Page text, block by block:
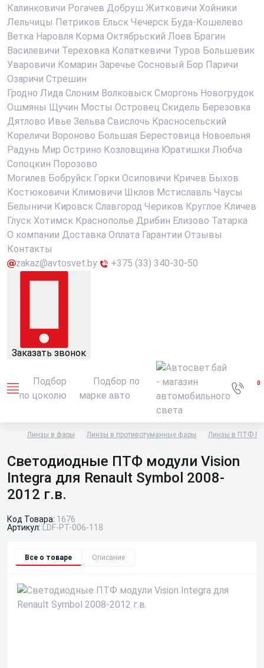
Калинковичи Рогачев Добруш Житковичи Хойники
Лельчицы Петриков Ельск Чечерск Буда-Кошелево
Ветка Наровля Корма Октябрьский Лоев Брагин
Василевичи Тереховка Копаткевичи Туров Большевик
Уваровичи Комарин Заречье Сосновый Бор Паричи
Озаричи Стрешин
Гродно Лида Слоним Волковыск Сморгонь Новогрудок
Ошмяны Щучин Мосты Островец Скидель Березовка
Дятлово Ивье Зельва Свислочь Красносельский
Кореличи Вороново Большая Берестовица Новоельня
Радунь Мир Острино Козловщина Юратишки Любча
Сопоцкин Порозово
Могилев Бобруйск Горки Осиповичи Кричев Быхов
Костюковичи Климовичи Шклов Мстиславль Чаусы
Белыничи Кировск Славгород Чериков Круглое Кличев
Глуск Хотимск Краснополье Дрибин Елизово Татарка
О компании Доставка Оплата Гарантии Отзывы
Контакты
zakaz@avtosvet.by
+375 (33) 340-30-50
Заказать звонок
Подбор
по цоколю
Подбор по
марке авто
0
Линзы в фары Линзы в противотуманные фары Линзы в ПТФ
Светодиодные ПТФ модули Vision
Integra для Renault Symbol 2008-
2012 г.в.
Код Товара: 1676
Артикул:
LDF-PT-006-118
Все о товаре Описание